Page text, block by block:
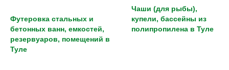
Футеровка стальных и
бетонных ванн, емкостей,
резервуаров, помещений в
Туле
Чаши (для рыбы),
купели, бассейны из
полипропилена в Туле